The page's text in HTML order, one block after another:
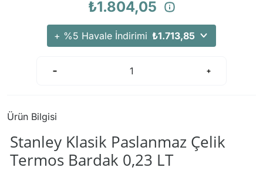
₺1.804,05
+ %5 Havale İndirimi ₺1.713,85
Ürün Bilgisi
Stanley Klasik Paslanmaz Çelik
Termos Bardak 0,23 LT